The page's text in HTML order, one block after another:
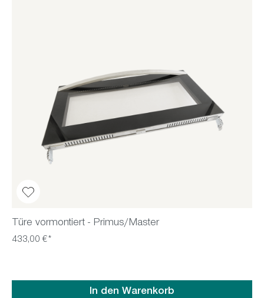
Türe vormontiert - Primus/Master
433,00 €*
In den Warenkorb